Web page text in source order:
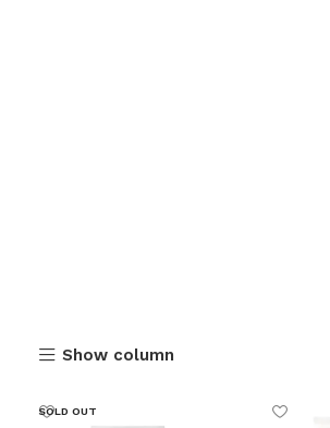
Show column
SOLD OUT